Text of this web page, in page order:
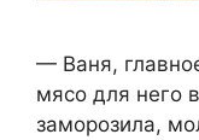
— Ваня,
мясо для него
заморозила,